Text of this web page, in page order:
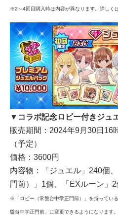
※2～4回目購入時は内容が異なります。詳しく
▼コラボ記念ロビー付きジュ
販売期間：2024年9月30日16
（予定）
価格：3600円
内容物：「ジュエル」240個
門前）」1個、「EXルーン」2
※「ロビー（常盤台中学正門前）」を持ってい
盤台中学正門前」に変更できるようになります。